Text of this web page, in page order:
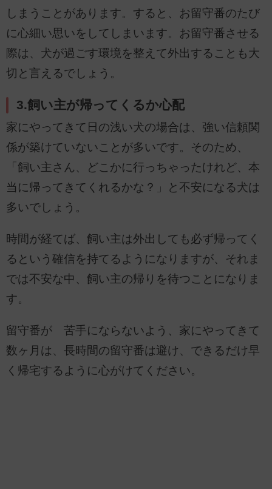
しまうことがあります。すると、お留守番のたび
に心細い思いをしてしまいます。お留守番させる
際は、犬が過ごす環境を整えて外出することも大
切と言えるでしょう。
3.飼い主が帰ってくるか心配
家にやってきて日の浅い犬の場合は、強い信頼関
係が築けていないことが多いです。そのため、
「飼い主さん、どこかに行っちゃったけれど、本
当に帰ってきてくれるかな？」と不安になる犬は
多いでしょう。
時間が経てば、飼い主は外出しても必ず帰ってく
るという確信を持てるようになりますが、それま
では不安な中、飼い主の帰りを待つことになりま
す。
留守番が 苦手にならないよう、家にやってきて
数ヶ月は、長時間の留守番は避け、できるだけ早
く帰宅するように心がけてください。